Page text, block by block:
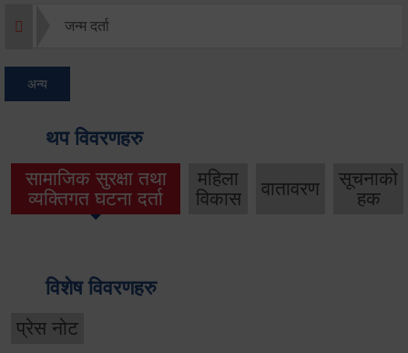
जन्म दर्ता
अन्य
थप विवरणहरु
सामाजिक सुरक्षा तथा
व्यक्तिगत घटना दर्ता
महिला
विकास
वातावरण
सूचनाको
हक
विशेष विवरणहरु
प्रेस नोट